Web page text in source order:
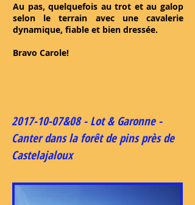
2017-10-07&08 - Lot & Garonne -
Canter dans la forêt de pins près de
Castelajaloux
Au pas, quelquefois au trot et au galop
selon le terrain avec une cavalerie
dynamique, fiable et bien dressée.
Bravo Carole!